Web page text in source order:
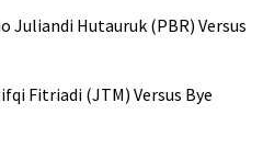
Juliandi Hutauruk (PBR) Versus
Fitriadi (JTM) Versus Bye